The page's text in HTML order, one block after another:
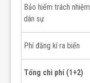
Bảo hiểm trách nhiệm
dân sự
Phí đăng kí ra biển
Tổng chi phí (1+2)